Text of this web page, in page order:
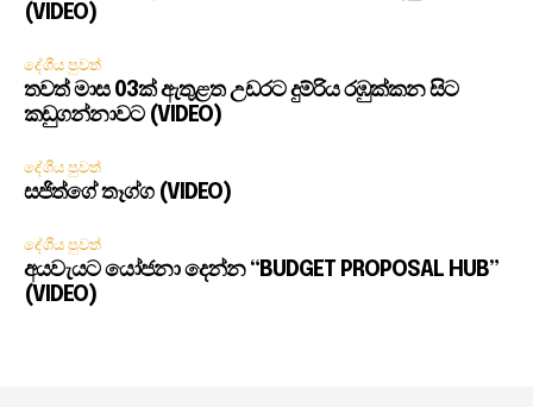
(VIDEO)
දේශීය පුවත්
තවත් මාස 03ක් ඇතුළත උඩරට දුම්රිය රඹුක්කන සිට
කඩුගන්නාවට (VIDEO)
දේශීය පුවත්
සජිත්ගේ තෑග්ග (VIDEO)
දේශීය පුවත්
අයවැයට යෝජනා දෙන්න “BUDGET PROPOSAL HUB”
(VIDEO)